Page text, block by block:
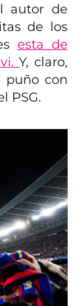
autor de
de los
esta de
Y, claro,
puño con
PSG.